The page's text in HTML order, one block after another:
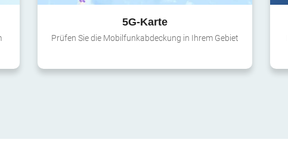
5G-Karte
Prüfen Sie die Mobilfunkabdeckung in Ihrem Gebiet